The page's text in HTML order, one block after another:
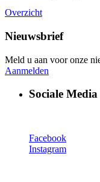
Overzicht
Nieuwsbrief
Meld u aan voor onze
Aanmelden
Sociale Media
Facebook
Instagram